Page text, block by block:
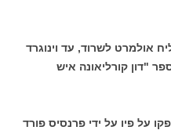
אולמרט לשרוד, עד וינוגרד
"דון קורליאונה איש
על פיו על ידי פרנסיס פורד